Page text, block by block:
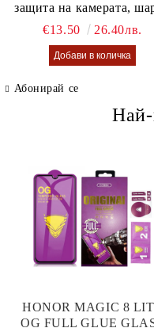
защита на камерата,
калъф Lusi case
€13.50 26.40лв.
Абонирай се
Най-
HONOR MAGIC 8
OG FULL GLUE